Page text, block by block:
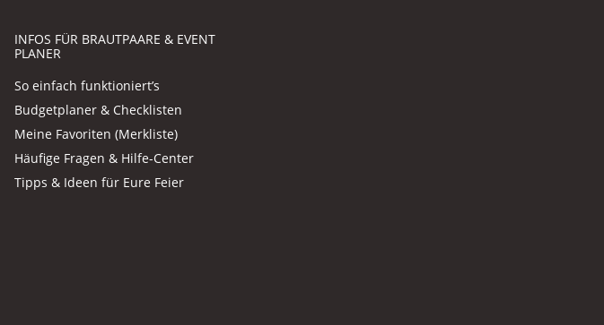
INFOS FÜR BRAUTPAARE & EVENT
PLANER
So einfach funktioniert’s
Budgetplaner & Checklisten
Meine Favoriten (Merkliste)
Häufige Fragen & Hilfe-Center
Tipps & Ideen für Eure Feier